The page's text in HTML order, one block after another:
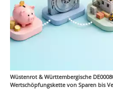
Wüstenrot & Württembergische
Wertschöpfungskette von Sparen bis